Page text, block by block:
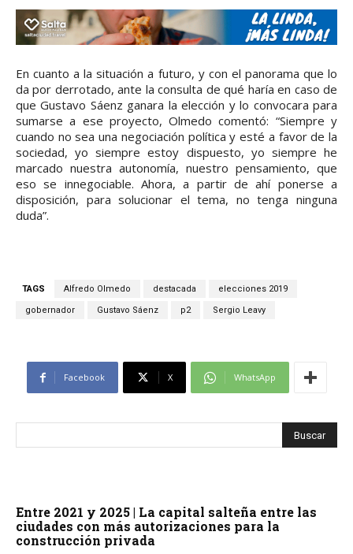
En cuanto a la situación a futuro, y con el panorama que lo
da por derrotado, ante la consulta de qué haría en caso de
que Gustavo Sáenz ganara la elección y lo convocara para
sumarse a ese proyecto, Olmedo comentó: “Siempre y
cuando no sea una negociación política y esté a favor de la
sociedad, yo siempre estoy dispuesto, yo siempre he
marcado nuestra autonomía, nuestro pensamiento, que
eso se innegociable. Ahora, a partir de ahí ponerse a
disposición, para solucionar el tema, no tenga ninguna
duda”.
TAGS Alfredo Olmedo destacada elecciones 2019
gobernador Gustavo Sáenz p2 Sergio Leavy
Facebook X WhatsApp
Entre 2021 y 2025 | La capital salteña entre las
ciudades con más autorizaciones para la
construcción privada